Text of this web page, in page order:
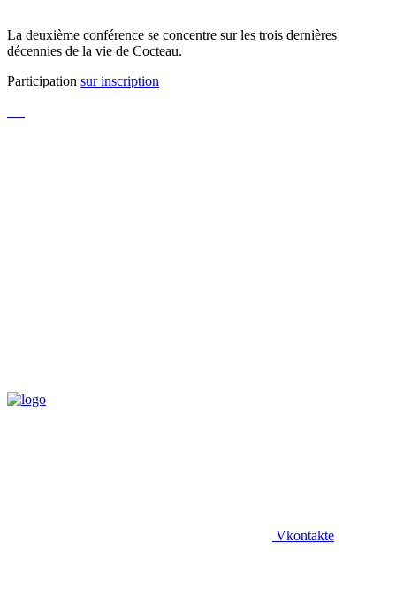
La deuxième conférence se concentre sur les trois dernières
décennies de la vie de Cocteau.
Participation sur inscription
Vkontakte